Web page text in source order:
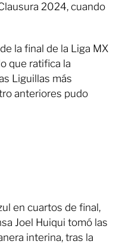
2024, cuando
la final de la Liga MX
que ratifica la
Liguillas más
anteriores pudo
en cuartos de final,
Joel Huiqui tomó las
interina, tras la